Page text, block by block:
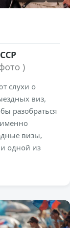
)
слухи о
виз,
разобраться
именно
визы,
одной из